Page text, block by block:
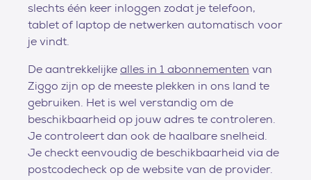
slechts één keer inloggen zodat je telefoon,
tablet of laptop de netwerken automatisch voor
je vindt.
De aantrekkelijkealles in 1 abonnementen van
Ziggo zijn op de meeste plekken in ons land te
gebruiken. Het is wel verstandig om de
beschikbaarheid op jouw adres te controleren.
Je controleert dan ook de haalbare snelheid.
Je checkt eenvoudig de beschikbaarheid via de
postcodecheck op de website van de provider.